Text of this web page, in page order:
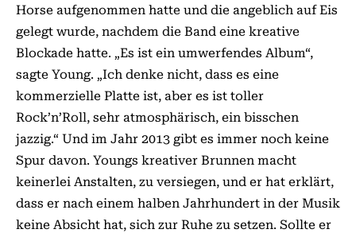
Horse aufgenommen hatte und die angeblich auf Eis
gelegt wurde, nachdem die Band eine kreative
Blockade hatte. „Es ist ein umwerfendes Album“,
sagte Young. „Ich denke nicht, dass es eine
kommerzielle Platte ist, aber es ist toller
Rock’n’Roll, sehr atmosphärisch, ein bisschen
jazzig.“ Und im Jahr 2013 gibt es immer noch keine
Spur davon. Youngs kreativer Brunnen macht
keinerlei Anstalten, zu versiegen, und er hat erklärt,
dass er nach einem halben Jahrhundert in der Musik
keine Absicht hat, sich zur Ruhe zu setzen. Sollte er